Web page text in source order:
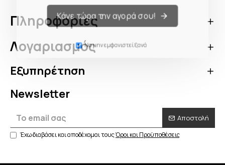
Κάνε τώρα την αγορά σου!
Να μην εμφανιστεί ξανά
Πληροφορίες
Λογαριασμός
Εξυπηρέτηση
Newsletter
Αποστολή
Έχω διαβάσει και αποδέχομαι τουςΌροι και Προϋποθέσεις